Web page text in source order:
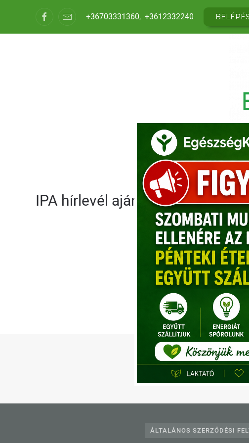
+36703331360, +3612332240 BELÉPÉS
ÉTLAPUNK
IPA hírlevél ajánló
ÁLTALÁNOS SZERZŐDÉSI